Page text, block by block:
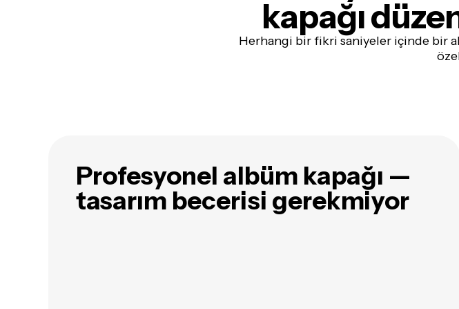
kapağı
Herhangi bir fikri saniyeler içinde bir
Profesyonel albüm kapağı —
tasarım becerisi gerekmiyor